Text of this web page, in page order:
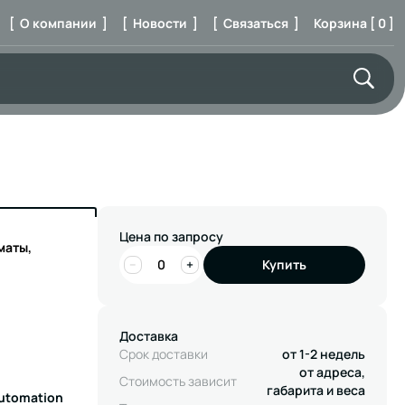
[ О компании ] [ Новости ] [ Связаться ] Корзина [ 0 ]
Цена по запросу
−
+ Купить
Доставка
Срок доставки
от 1-2 недель
Стоимость зависит
от адреса,
габарита и веса